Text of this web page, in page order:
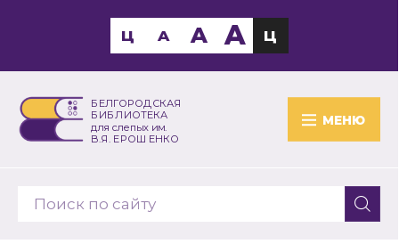
БЕЛГОРОДСКАЯ
БИБЛИОТЕКА
для слепых им.
В.Я. ЕРОШЕНКО
МЕНЮ
Ц A A A Ц